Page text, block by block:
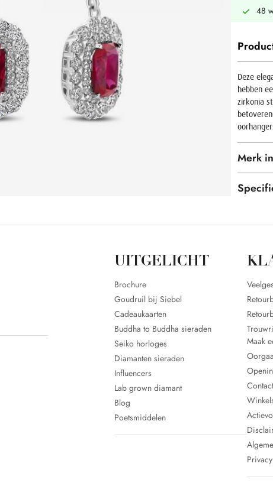
48
Deze
hebben
zirkonia
Merk
UITGELICHT
Brochure
Goudruil bij Siebel
Cadeaukaarten
Buddha to Buddha sieraden
Seiko horloges
Diamanten sieraden
Influencers
Lab grown diamant
Blog
Poetsmiddelen
Maak
Contact